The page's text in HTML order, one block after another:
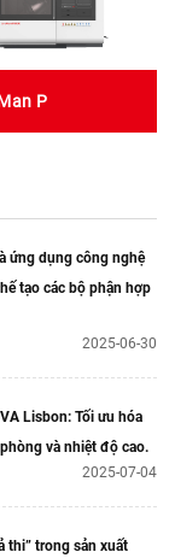
P
ứng dụng công nghệ
tạo các bộ phận hợp
2025-06-30
Lisbon: Tối ưu hóa
và nhiệt độ cao.
2025-07-04
thi” trong sản xuất